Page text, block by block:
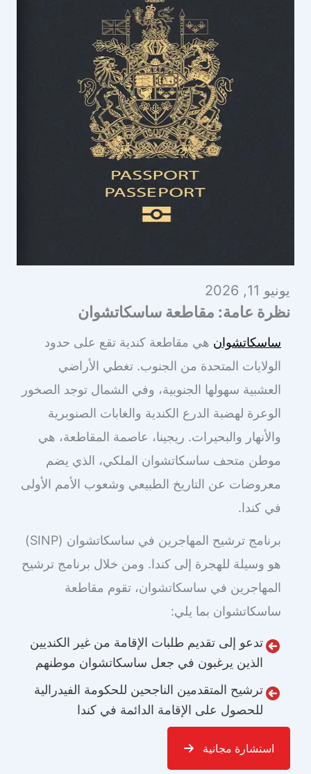
يونيو 11, 2026
نظرة عامة: مقاطعة ساسكاتشوان
ساسكاتشوان هي مقاطعة كندية تقع على حدود
الولايات المتحدة من الجنوب. تغطي الأراضي
العشبية سهولها الجنوبية، وفي الشمال توجد الصخور
الوعرة لهضبة الدرع الكندية والغابات الصنوبرية
والأنهار والبحيرات. ريجينا، عاصمة المقاطعة، هي
موطن متحف ساسكاتشوان الملكي، الذي يضم
معروضات عن التاريخ الطبيعي وشعوب الأمم الأولى
في كندا.
برنامج ترشيح المهاجرين في ساسكاتشوان (SINP)
هو وسيلة للهجرة إلى كندا. ومن خلال برنامج ترشيح
المهاجرين في ساسكاتشوان، تقوم مقاطعة
ساسكاتشوان بما يلي:
تدعو إلى تقديم طلبات الإقامة من غير الكنديين
الذين يرغبون في جعل ساسكاتشوان موطنهم
ترشيح المتقدمين الناجحين للحكومة الفيدرالية
للحصول على الإقامة الدائمة في كندا
استشارة مجانية